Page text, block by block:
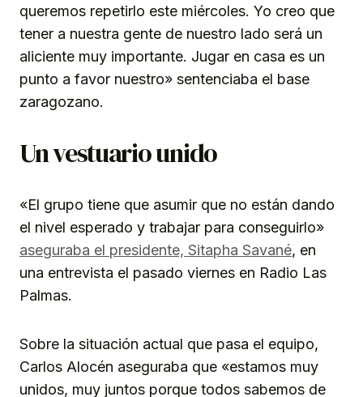
queremos repetirlo este miércoles. Yo creo que
tener a nuestra gente de nuestro lado será un
aliciente muy importante. Jugar en casa es un
punto a favor nuestro» sentenciaba el base
zaragozano.
Un vestuario unido
«El grupo tiene que asumir que no están dando
el nivel esperado y trabajar para conseguirlo»
aseguraba el presidente, Sitapha Savané, en
una entrevista el pasado viernes en Radio Las
Palmas.
Sobre la situación actual que pasa el equipo,
Carlos Alocén aseguraba que «estamos muy
unidos, muy juntos porque todos sabemos de